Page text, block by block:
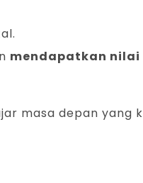
mendapatkan nilai
masa depan yang